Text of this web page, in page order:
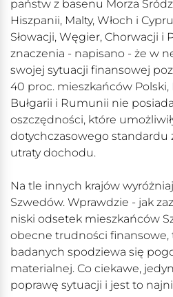
państw z basenu Morza
Hiszpanii, Malty, Włoch i
Słowacji, Węgier, Chorwacji i
znaczenia - napisano - że w
swojej sytuacji finansowej
40 proc. mieszkańców Polski,
Bułgarii i Rumunii nie
oszczędności, które
dotychczasowego standardu
utraty dochodu.
Na tle innych krajów
Szwedów. Wprawdzie - jak
niski odsetek mieszkańców
obecne trudności finansowe,
badanych spodziewa się
materialnej. Co ciekawe,
poprawę sytuacji i jest to